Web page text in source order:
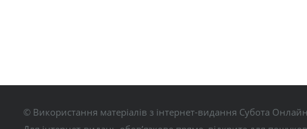
© Використання матеріалів з інтернет-видання Субота